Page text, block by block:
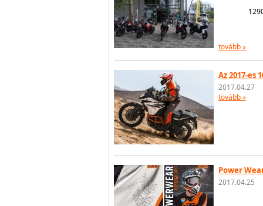
tovább »
Az 2017-es
2017.04.27
tovább »
Power
2017.04.25